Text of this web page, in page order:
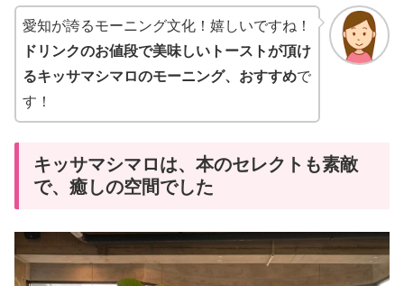
愛知が誇るモーニング文化！嬉しいですね！
ドリンクのお値段で美味しいトーストが頂け
るキッサマシマロのモーニング、おすすめで
す！
キッサマシマロは、本のセレクトも素敵
で、癒しの空間でした